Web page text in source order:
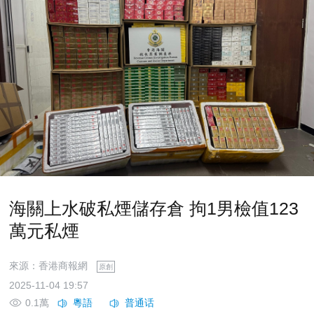
海關上水破私煙儲存倉 拘1男檢值123
萬元私煙
來源：香港商報網 原創
2025-11-04 19:57
0.1萬